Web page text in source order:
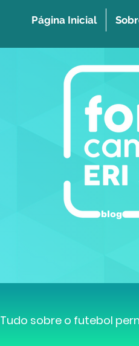
Página Inicial
blog
Tudo sobre o futebol